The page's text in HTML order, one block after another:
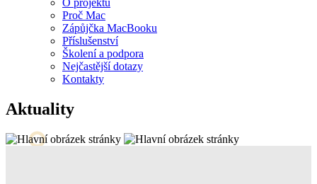
O projektu
Proč Mac
Zápůjčka MacBooku
Příslušenství
Školení a podpora
Nejčastější dotazy
Kontakty
Aktuality